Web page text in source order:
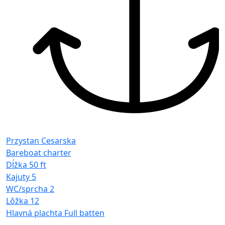
Przystan Cesarska
Bareboat charter
Dĺžka 50 ft
Kajuty 5
WC/sprcha 2
Lôžka 12
Hlavná plachta Full batten